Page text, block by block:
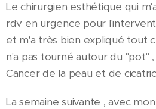
Le chirurgien esthétique qui
rdv en urgence pour
et m'a très bien expliqué tout
n'a pas tourné autour du "pot"
Cancer de la peau et de
La semaine suivante , avec